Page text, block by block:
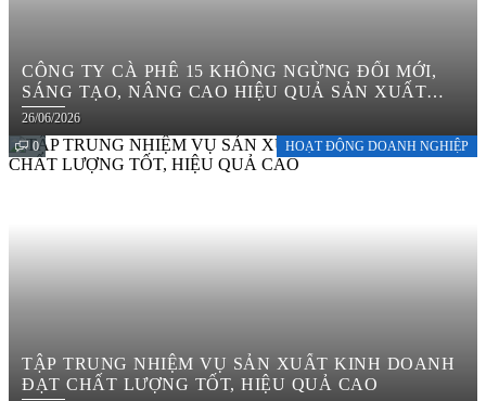
CÔNG TY CÀ PHÊ 15 KHÔNG NGỪNG ĐỔI MỚI,
SÁNG TẠO, NÂNG CAO HIỆU QUẢ SẢN XUẤT
KINH DOANH
26/06/2026
0
HOẠT ĐỘNG DOANH NGHIỆP
TẬP TRUNG NHIỆM VỤ SẢN XUẤT KINH DOANH
ĐẠT CHẤT LƯỢNG TỐT, HIỆU QUẢ CAO